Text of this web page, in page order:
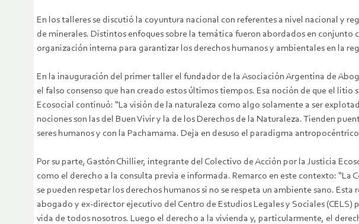
En los talleres se discutió la coyuntura nacional con referentes a nivel nacional y
de minerales. Distintos enfoques sobre la temática fueron abordados en conjunto
organización interna para garantizar los derechos humanos y ambientales en la
En la inauguración del primer taller el fundador de la Asociación Argentina de
el falso consenso que han creado estos últimos tiempos. Esa noción de que el
Ecosocial continuó: “La visión de la naturaleza como algo solamente a ser
nociones son las del Buen Vivir y la de los Derechos de la Naturaleza. Tienden
seres humanos y con la Pachamama. Deja en desuso el paradigma
Por su parte, Gastón Chillier, integrante del Colectivo de Acción por la Justicia
como el derecho a la consulta previa e informada. Remarco en este contexto:
se pueden respetar los derechos humanos si no se respeta un ambiente sano.
abogado y ex-director ejecutivo del Centro de Estudios Legales y Sociales
vida de todos nosotros. Luego el derecho a la vivienda y, particularmente, el